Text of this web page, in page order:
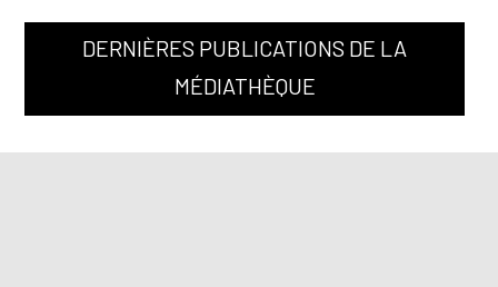
DERNIÈRES PUBLICATIONS DE LA
MÉDIATHÈQUE